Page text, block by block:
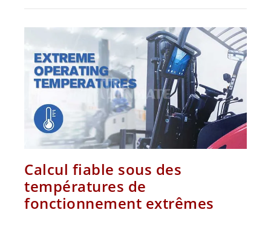
Calcul fiable sous des
températures de
fonctionnement extrêmes